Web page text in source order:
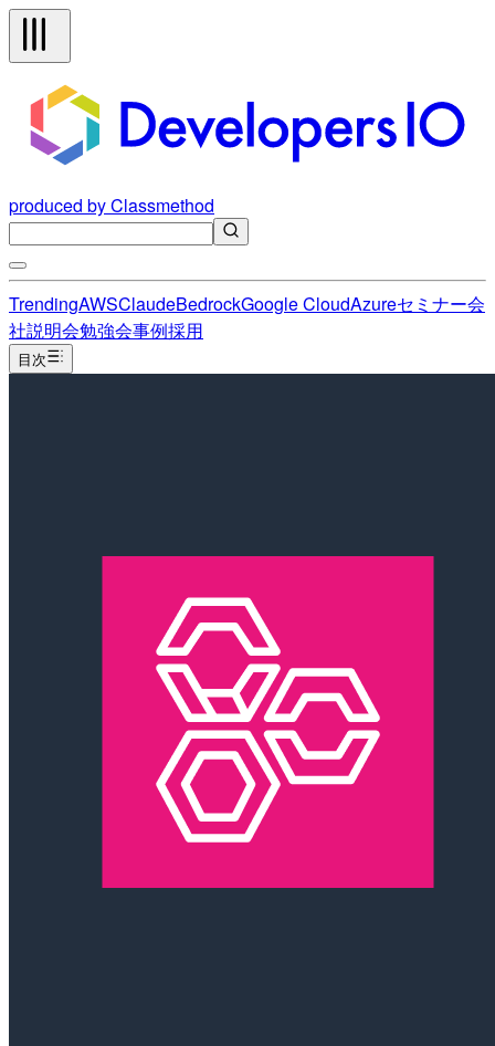
produced by Classmethod
TrendingAWSClaudeBedrockGoogle CloudAzureセミナー会
社説明会勉強会事例採用
目次